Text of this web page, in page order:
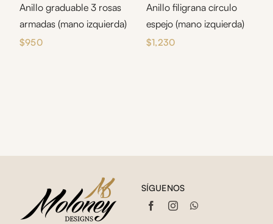
Anillo graduable 3 rosas
armadas (mano izquierda)
$950
Anillo filigrana círculo
espejo (mano izquierda)
$1,230
SÍGUENOS